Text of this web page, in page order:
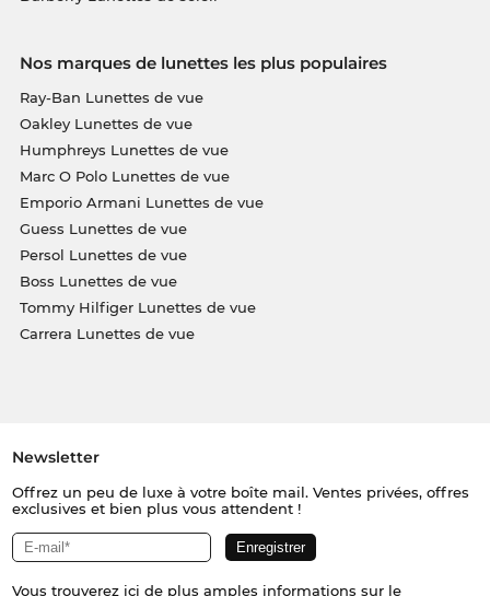
Nos marques de lunettes les plus populaires
Ray-Ban Lunettes de vue
Oakley Lunettes de vue
Humphreys Lunettes de vue
Marc O Polo Lunettes de vue
Emporio Armani Lunettes de vue
Guess Lunettes de vue
Persol Lunettes de vue
Boss Lunettes de vue
Tommy Hilfiger Lunettes de vue
Carrera Lunettes de vue
Newsletter
Offrez un peu de luxe à votre boîte mail. Ventes privées, offres
exclusives et bien plus vous attendent !
Vous trouverez ici de plus amples informations sur le